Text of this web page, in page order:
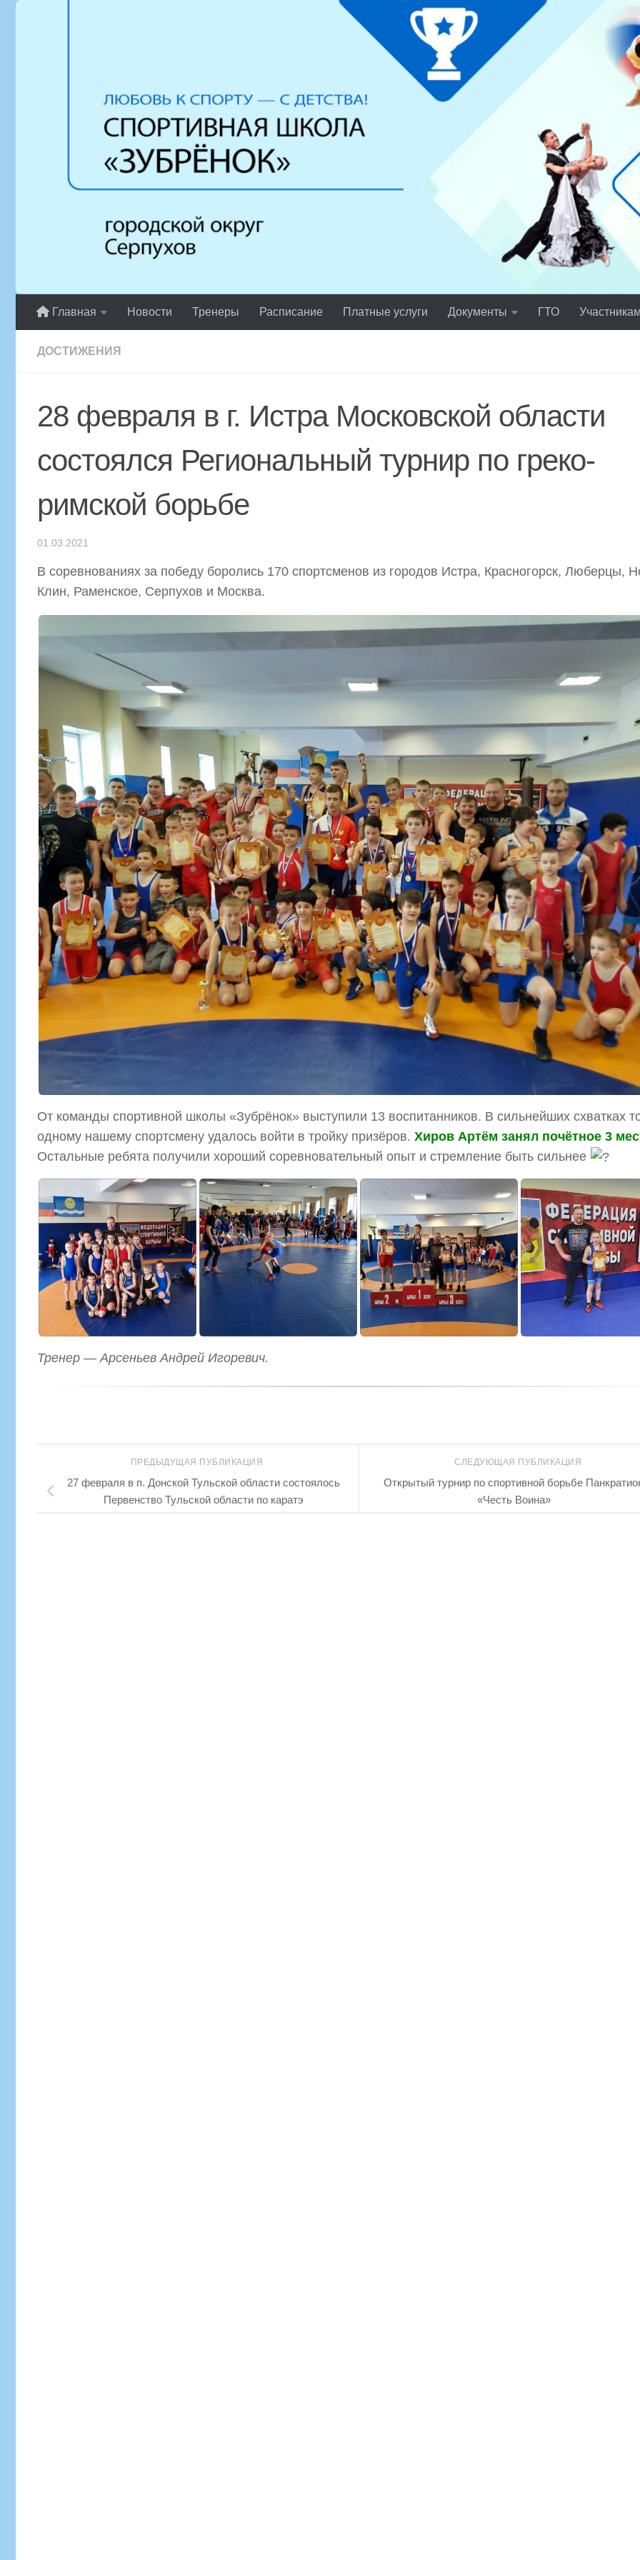
Главная Новости Тренеры Расписание Платные услуги Документы ГТО
ДОСТИЖЕНИЯ
28 февраля в г. Истра Московской области
состоялся Региональный турнир по греко-
римской борьбе
01.03.2021
В соревнованиях за победу боролись 170 спортсменов из городов Истра, Красногорск, Люберцы,
Клин, Раменское, Серпухов и Москва.
От команды спортивной школы «Зубрёнок» выступили 13 воспитанников. В сильнейших схватках
одному нашему спортсмену удалось войти в тройку призёров. Хиров Артём занял почётное 3
Остальные ребята получили хороший соревновательный опыт и стремление быть сильнее
Тренер — Арсеньев Андрей Игоревич.
СЛЕДУЮЩАЯ ПУБЛИКАЦИЯ
Открытый турнир по спортивной борьбе
«Честь Воина»
ПРЕДЫДУЩАЯ ПУБЛИКАЦИЯ
27 февраля в п. Донской Тульской области состоялось
Первенство Тульской области по каратэ